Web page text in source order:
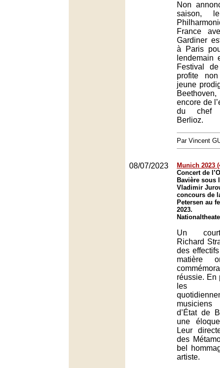
Non
saison,
France
Gardiner
à Paris
lendemain
Festival
profite
jeune
encore de
du chef
Berlioz.
Par Vincent
08/07/2023
Munich 2023
Concert de
Bavière sous
Vladimir
concours de
Petersen au
2023.
Un
Richard
des
matière
réussie. En
les
musiciens
d’État de
une
Leur
des
bel
artiste.